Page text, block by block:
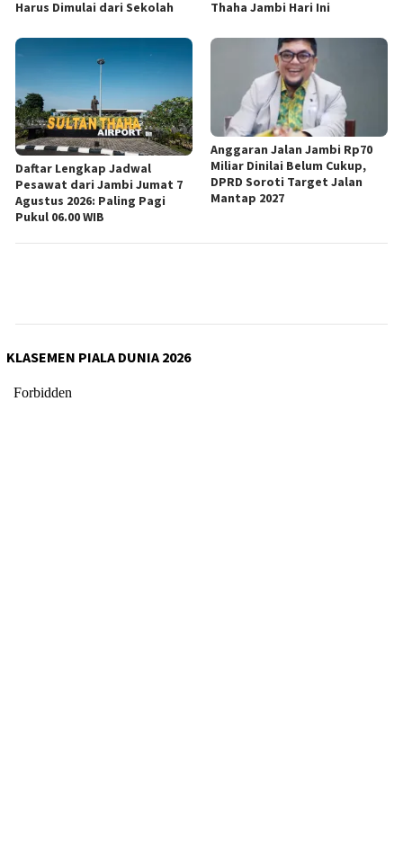
Harus Dimulai dari Sekolah Thaha Jambi Hari Ini
Daftar Lengkap Jadwal
Pesawat dari Jambi Jumat 7
Agustus 2026: Paling Pagi
Pukul 06.00 WIB
Anggaran Jalan Jambi Rp70
Miliar Dinilai Belum Cukup,
DPRD Soroti Target Jalan
Mantap 2027
KLASEMEN PIALA DUNIA 2026